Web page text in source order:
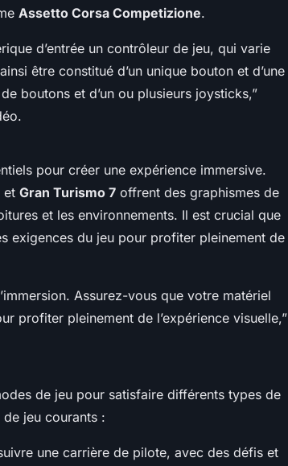
Assetto Corsa Competizione.
d’entrée un contrôleur de jeu, qui varie
être constitué d’un unique bouton et d’une
boutons et d’un ou plusieurs joysticks,”
pour créer une expérience immersive.
et Gran Turismo 7 offrent des graphismes de
et les environnements. Il est crucial que
exigences du jeu pour profiter pleinement de
Assurez-vous que votre matériel
profiter pleinement de l’expérience visuelle,”
de jeu pour satisfaire différents types de
jeu courants :
une carrière de pilote, avec des défis et